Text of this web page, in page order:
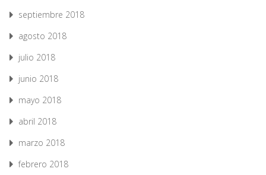
septiembre 2018
agosto 2018
julio 2018
junio 2018
mayo 2018
abril 2018
marzo 2018
febrero 2018